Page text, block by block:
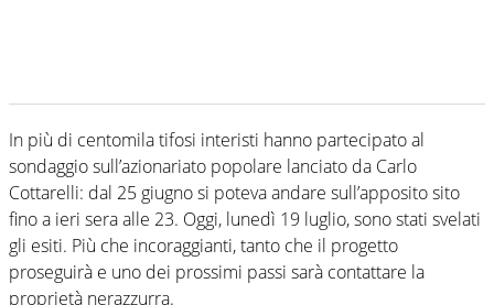
In più di centomila tifosi interisti hanno partecipato al
sondaggio sull’azionariato popolare lanciato da Carlo
Cottarelli: dal 25 giugno si poteva andare sull’apposito sito
fino a ieri sera alle 23. Oggi, lunedì 19 luglio, sono stati svelati
gli esiti. Più che incoraggianti, tanto che il progetto
proseguirà e uno dei prossimi passi sarà contattare la
proprietà nerazzurra.